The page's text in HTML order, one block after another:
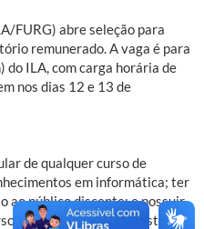
FURG) abre seleção para
remunerado. A vaga é para
do ILA, com carga horária de
nos dias 12 e 13 de
de qualquer curso de
em informática; ter
ao público discente; e possuir
para a realização de estágio